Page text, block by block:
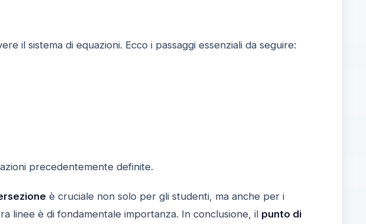
il sistema di equazioni. Ecco i passaggi essenziali da seguire:
precedentemente definite.
è cruciale non solo per gli studenti, ma anche per i
linee è di fondamentale importanza. In conclusione, il punto di